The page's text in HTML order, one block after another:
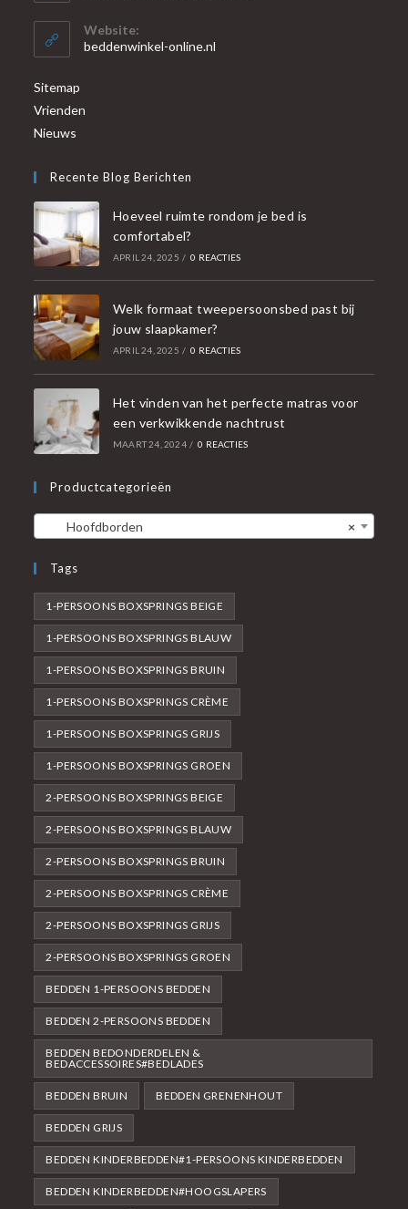
Website:
beddenwinkel-online.nl
Sitemap
Vrienden
Nieuws
Recente Blog Berichten
Hoeveel ruimte rondom je bed is
comfortabel?
APRIL 24, 2025 / 0 REACTIES
Welk formaat tweepersoonsbed past bij
jouw slaapkamer?
APRIL 24, 2025 / 0 REACTIES
Het vinden van het perfecte matras voor
een verkwikkende nachtrust
MAART 24, 2024 / 0 REACTIES
Productcategorieën
×
Hoofdborden
Tags
1-PERSOONS BOXSPRINGS BEIGE
1-PERSOONS BOXSPRINGS BLAUW
1-PERSOONS BOXSPRINGS BRUIN
1-PERSOONS BOXSPRINGS CRÈME
1-PERSOONS BOXSPRINGS GRIJS
1-PERSOONS BOXSPRINGS GROEN
2-PERSOONS BOXSPRINGS BEIGE
2-PERSOONS BOXSPRINGS BLAUW
2-PERSOONS BOXSPRINGS BRUIN
2-PERSOONS BOXSPRINGS CRÈME
2-PERSOONS BOXSPRINGS GRIJS
2-PERSOONS BOXSPRINGS GROEN
BEDDEN 1-PERSOONS BEDDEN
BEDDEN 2-PERSOONS BEDDEN
BEDDEN BEDONDERDELEN &
BEDACCESSOIRES#BEDLADES
BEDDEN BRUIN BEDDEN GRENENHOUT
BEDDEN GRIJS
BEDDEN KINDERBEDDEN#1-PERSOONS KINDERBEDDEN
BEDDEN KINDERBEDDEN#HOOGSLAPERS